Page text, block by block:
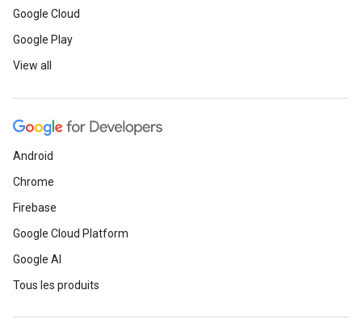
Google Cloud
Google Play
View all
Android
Chrome
Firebase
Google Cloud Platform
Google AI
Tous les produits